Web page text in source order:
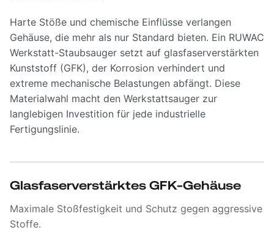
Harte Stöße und chemische Einflüsse verlangen
Gehäuse, die mehr als nur Standard bieten. Ein RUWAC
Werkstatt-Staubsauger setzt auf glasfaserverstärkten
Kunststoff (GFK), der Korrosion verhindert und
extreme mechanische Belastungen abfängt. Diese
Materialwahl macht den Werkstattsauger zur
langlebigen Investition für jede industrielle
Fertigungslinie.
Glasfaserverstärktes GFK-Gehäuse
Maximale Stoßfestigkeit und Schutz gegen aggressive
Stoffe.